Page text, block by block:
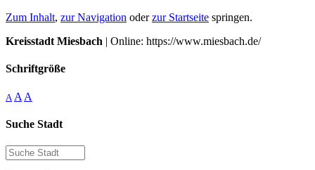
Zum Inhalt, zur Navigation oderzur Startseite springen.
Kreisstadt Miesbach | Online: https://www.miesbach.de/
Schriftgröße
A A A
Suche Stadt